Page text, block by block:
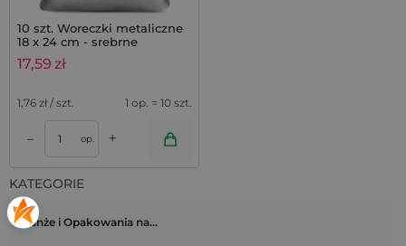
10 szt. Woreczki metaliczne
18 x 24 cm - srebrne
17,59 zł
1,76 zł / szt. 1 op. = 10 szt.
– op. +
KATEGORIE
Branże i Opakowania na…